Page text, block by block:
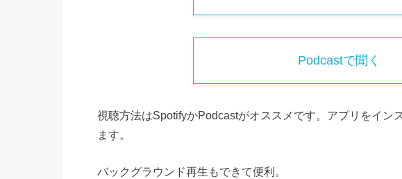
Podcastで聞く
視聴方法はSpotifyかPodcastがオススメです。アプリをイン
ます。
バックグラウンド再生もできて便利。